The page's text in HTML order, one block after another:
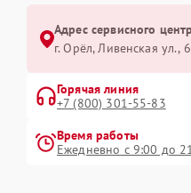
Адрес сервисного
г. Орёл, Ливенская ул.,
Горячая линия
+7 (800) 301-55-83
Время работы
Ежедневно с 9:00 до